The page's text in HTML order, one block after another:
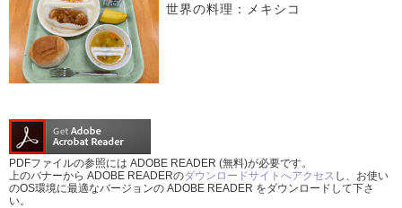
世界の料理：メキシコ
PDFファイルの参照には ADOBE READER (無料)が必要です。
上のバナーから ADOBE READERのダウンロードサイトへアクセス し、お使い
のOS環境に最適なバージョンの ADOBE READER をダウンロードして下さ
い。